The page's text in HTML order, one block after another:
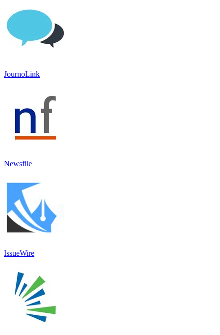
JournoLink
Newsfile
IssueWire